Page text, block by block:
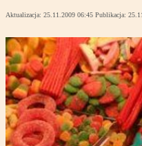
Aktualizacja: 25.11.2009 06:45 Publikacja: